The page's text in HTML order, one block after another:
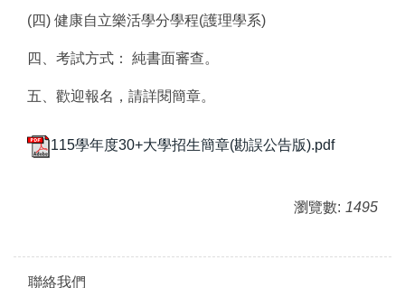
(四) 健康自立樂活學分學程(護理學系)
四、考試方式： 純書面審查。
五、歡迎報名，請詳閱簡章。
115學年度30+大學招生簡章(勘誤公告版).pdf
瀏覽數: 1495
聯絡我們